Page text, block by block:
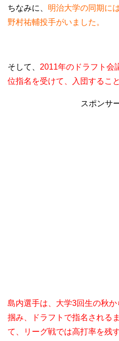
ちなみに、 明治大学の同期に
野村祐輔投手がいました。
そして、 2011年のドラフト会
位指名を受けて、入団するこ
スポンサ
島内選手は、大学3回生の秋
掴み、ドラフトで指名される
て、リーグ戦では高打率を残